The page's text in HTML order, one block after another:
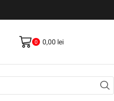
0 0,00 lei